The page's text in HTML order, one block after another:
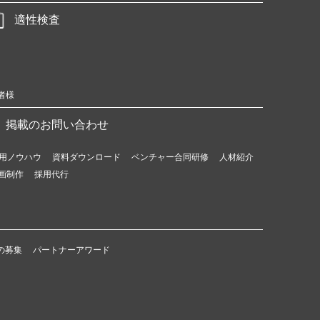
適性検査
様
掲載のお問い合わせ
ノウハウ 資料ダウンロード ベンチャー合同研修
人材紹介
制作
採用代行
募集 パートナーアワード